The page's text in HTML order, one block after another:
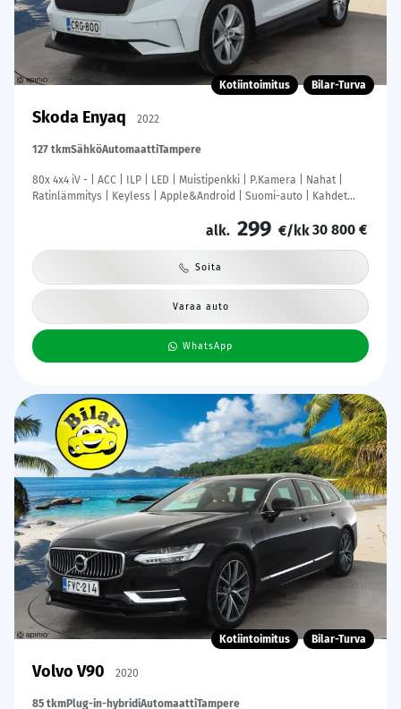
Kotiintoimitus Bilar-Turva
Skoda Enyaq 2022
127 tkmSähköAutomaattiTampere
80x 4x4 iV - | ACC | ILP | LED | Muistipenkki | P.Kamera | Nahat |
Ratinlämmitys | Keyless | Apple&Android | Suomi-auto | Kahdet
alk. 299 €/kk30 800 €
Soita
Varaa auto
WhatsApp
Kotiintoimitus Bilar-Turva
Volvo V90 2020
85 tkmPlug-in-hybridiAutomaattiTampere